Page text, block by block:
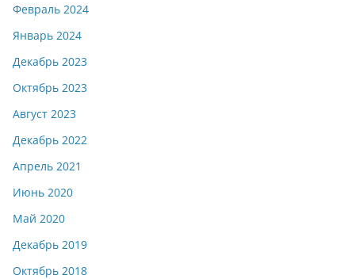
Февраль 2024
Январь 2024
Декабрь 2023
Октябрь 2023
Август 2023
Декабрь 2022
Апрель 2021
Июнь 2020
Май 2020
Декабрь 2019
Октябрь 2018